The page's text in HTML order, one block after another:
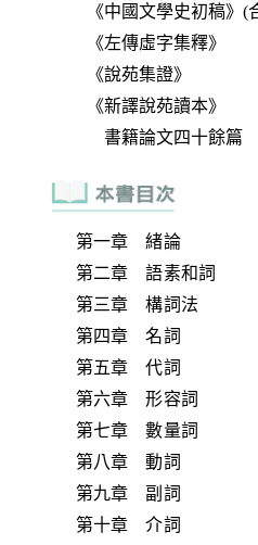
第一章 緒論
第二章 語素和詞
第三章 構詞法
第四章 名詞
第五章 代詞
第六章 形容詞
第七章 數量詞
第八章 動詞
第九章 副詞
第十章 介詞